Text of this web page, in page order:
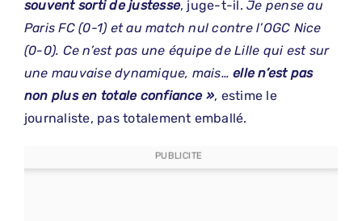
souvent sorti de justesse, juge-t-il.Je pense au
Paris FC (0-1) et au match nul contre l’OGC Nice
(0-0). Ce n’est pas une équipe de Lille qui est sur
une mauvaise dynamique, mais…elle n’est pas
non plus en totale confiance », estime le
journaliste, pas totalement emballé.
PUBLICITE